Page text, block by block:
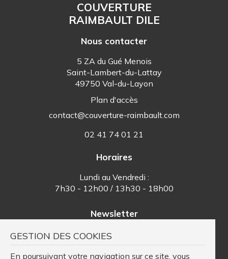
COUVERTURE
RAIMBAULT DILE
Nous contacter
5 ZA du Gué Menois
Saint-Lambert-du-Lattay
49750 Val-du-Layon
Plan d'accès
contact@couverture-raimbault.com
02 41 74 01 21
Horaires
Lundi au Vendredi :
7h30 - 12h00 / 13h30 - 18h00
Newsletter
Tenez-vous informés de nos
GESTION DES COOKIES
En poursuivant votre navigation sur ce site, vous